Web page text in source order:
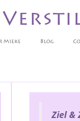
Mieke Blog
Ziel &